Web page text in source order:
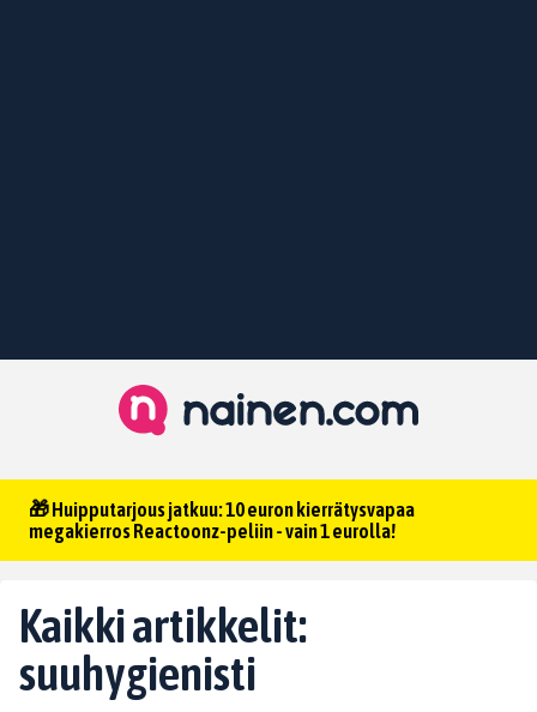
🎁 Huipputarjous jatkuu: 10 euron kierrätysvapaa
megakierros Reactoonz-peliin - vain 1 eurolla!
Kaikki artikkelit:
suuhygienisti